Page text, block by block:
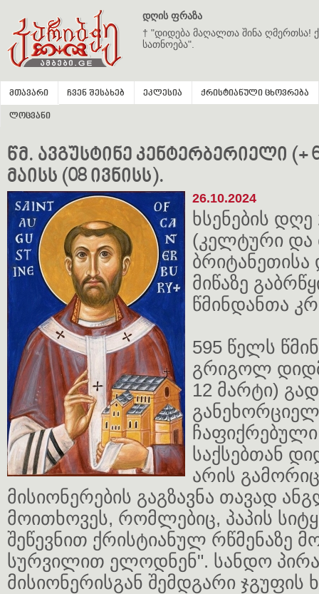
დღის ფრაზა
† "დიდება მაღალთა შინა ღმერთსა!
სათნოება".
მთავარი ჩვენ შესახებ ეკლესია ქრისტიანული ცხოვრება
ლოცვანი
წმ. ავგუსტინე კენტერბერიელი (+
მაისს (08 ივნისს).
26.10.2024
ხსენების დღე
(კელტური და
მიწაზე
წმინდანთა
595 წელს
გრიგოლ
12 მარტი)
საქსებთან
არის
მისიონერების გაგზავნა თავად
მოითხოვეს, რომლებიც, პაპის
შეწევნით ქრისტიანულ რწმენაზე
სურვილით ელოდნენ". სანდო
მისიონერისგან შემდგარი